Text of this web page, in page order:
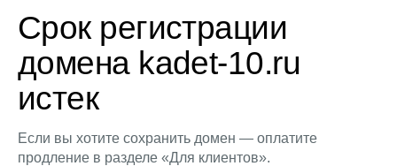
Срок регистрации
домена kadet-10.ru
истек
Если вы хотите сохранить домен — оплатите
продление в разделе «Для клиентов».